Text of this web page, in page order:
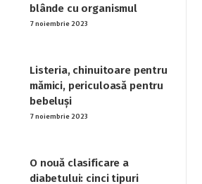
blânde cu organismul
7 noiembrie 2023
Listeria, chinuitoare pentru
mămici, periculoasă pentru
bebeluși
7 noiembrie 2023
O nouă clasificare a
diabetului: cinci tipuri